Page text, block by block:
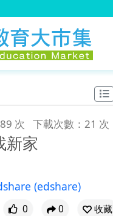
次 下載次數：21 次
新家
(edshare)
0 0
收藏